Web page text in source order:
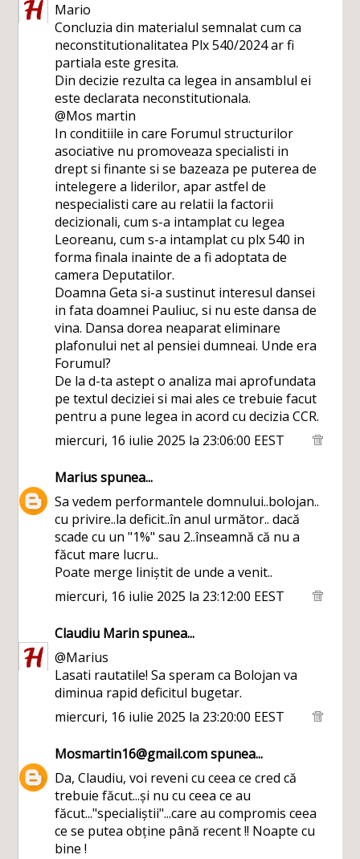
Mario
Concluzia din materialul semnalat cum ca
neconstitutionalitatea Plx 540/2024 ar fi
partiala este gresita.
Din decizie rezulta ca legea in ansamblul ei
este declarata neconstitutionala.
@Mos martin
In conditiile in care Forumul structurilor
asociative nu promoveaza specialisti in
drept si finante si se bazeaza pe puterea de
intelegere a liderilor, apar astfel de
nespecialisti care au relatii la factorii
decizionali, cum s-a intamplat cu legea
Leoreanu, cum s-a intamplat cu plx 540 in
forma finala inainte de a fi adoptata de
camera Deputatilor.
Doamna Geta si-a sustinut interesul dansei
in fata doamnei Pauliuc, si nu este dansa de
vina. Dansa dorea neaparat eliminare
plafonului net al pensiei dumneai. Unde era
Forumul?
De la d-ta astept o analiza mai aprofundata
pe textul deciziei si mai ales ce trebuie facut
pentru a pune legea in acord cu decizia CCR.
miercuri, 16 iulie 2025 la 23:06:00 EEST
Mariusspunea...
Sa vedem performantele domnului..bolojan..
cu privire..la deficit..în anul următor.. dacă
scade cu un "1%" sau 2..înseamnă că nu a
făcut mare lucru..
Poate merge liniștit de unde a venit..
miercuri, 16 iulie 2025 la 23:12:00 EEST
Claudiu Marinspunea...
@Marius
Lasati rautatile! Sa speram ca Bolojan va
diminua rapid deficitul bugetar.
miercuri, 16 iulie 2025 la 23:20:00 EEST
Mosmartin16@gmail.comspunea...
Da, Claudiu, voi reveni cu ceea ce cred că
trebuie făcut...și nu cu ceea ce au
făcut..."specialiștii"...care au compromis ceea
ce se putea obține până recent !! Noapte cu
bine !